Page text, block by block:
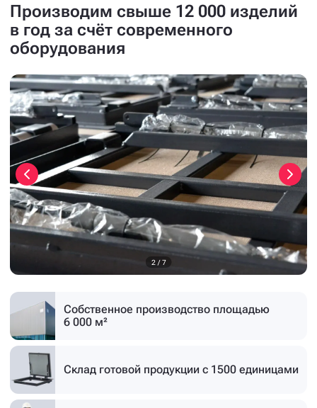
Производим свыше 12 000 изделий
в год за счёт современного
оборудования
3 / 7
Собственное производство площадью
6 000 м²
Склад готовой продукции с 1500 единицами